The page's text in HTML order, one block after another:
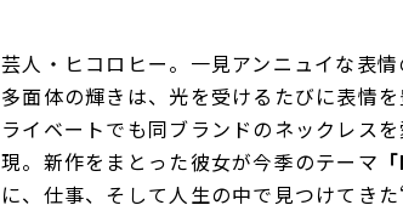
芸人・ヒコロヒー。一見アンニュイな表
多面体の輝きは、光を受けるたびに表情
ライベートでも同ブランドのネックレス
現。新作をまとった彼女が今季のテーマ
に、仕事、そして人生の中で見つけてきた